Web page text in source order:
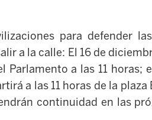
para defender
a la calle: El 16 de
a las 11 horas;
a las 11 horas de la
continuidad en las